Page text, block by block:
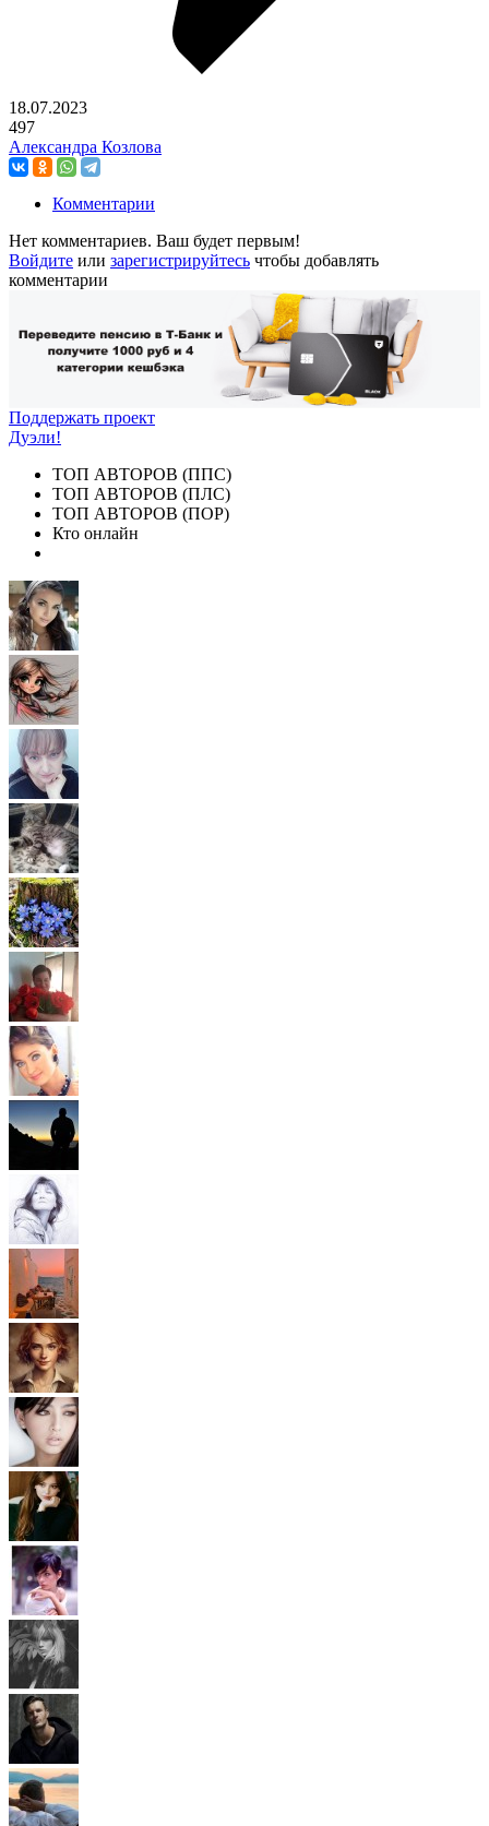
18.07.2023
497
Александра Козлова
Комментарии
Нет комментариев. Ваш будет первым!
Войдите или зарегистрируйтесь чтобы добавлять
комментарии
Поддержать проект
Дуэли!
ТОП АВТОРОВ (ППС)
ТОП АВТОРОВ (ПЛС)
ТОП АВТОРОВ (ПОР)
Кто онлайн